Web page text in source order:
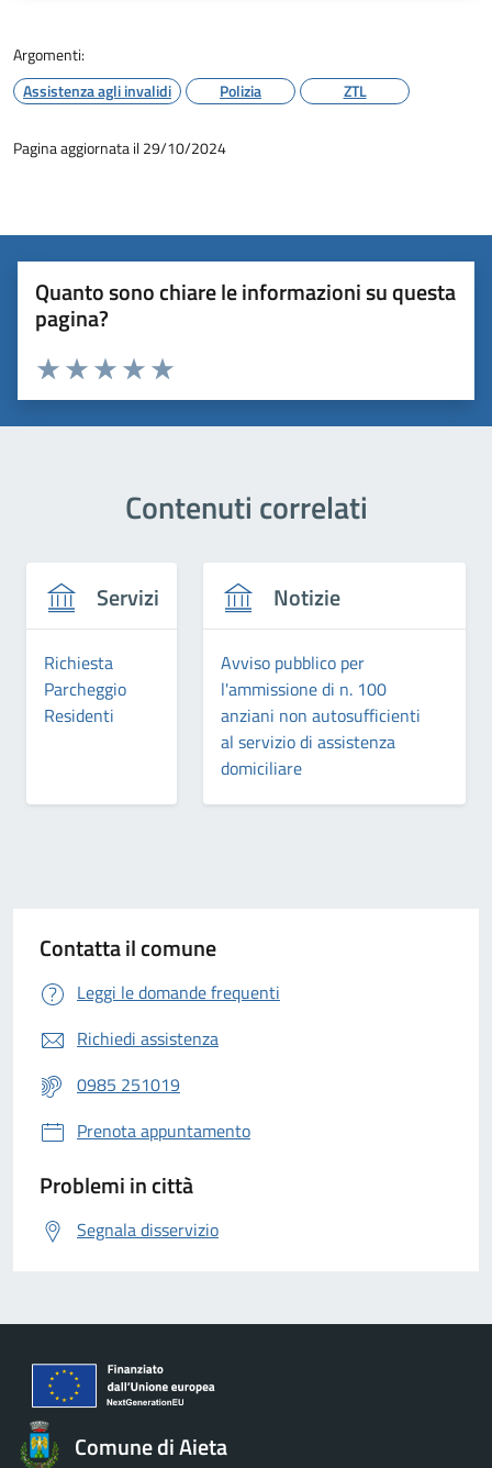
Argomenti:
Assistenza agli invalidi
Polizia ZTL
Pagina aggiornata il 29/10/2024
Quanto sono chiare le informazioni su questa
pagina?
Valuta 5 stelle su 5
Valuta 4 stelle su 5
Valuta 3 stelle su 5
Valuta 2 stelle su 5
Valuta 1 stelle su 5
Contenuti correlati
Servizi
Richiesta
Parcheggio
Residenti
Notizie
Avviso pubblico per
l'ammissione di n. 100
anziani non autosufficienti
al servizio di assistenza
domiciliare
Contatta il comune
Leggi le domande frequenti
Richiedi assistenza
0985 251019
Prenota appuntamento
Problemi in città
Segnala disservizio
Comune di Aieta